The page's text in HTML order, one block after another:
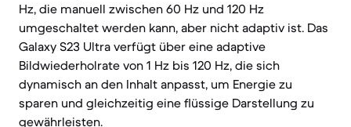
Hz, die manuell zwischen 60 Hz und 120 Hz
umgeschaltet werden kann, aber nicht adaptiv ist. Das
Galaxy S23 Ultra verfügt über eine adaptive
Bildwiederholrate von 1 Hz bis 120 Hz, die sich
dynamisch an den Inhalt anpasst, um Energie zu
sparen und gleichzeitig eine flüssige Darstellung zu
gewährleisten.